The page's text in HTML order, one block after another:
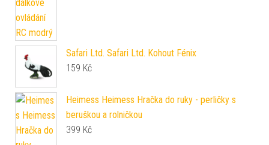
Safari Ltd. Safari Ltd. Kohout Fénix
159 Kč
Heimess Heimess Hračka do ruky - perličky s
beruškou a rolničkou
399 Kč